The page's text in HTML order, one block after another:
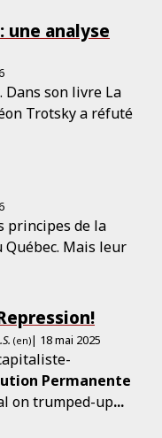
analyse
Dans son livre La
Trotsky a réfuté
principes de la
Québec. Mais leur
(en)| 18 mai 2025
Permanente
on trumped-up...